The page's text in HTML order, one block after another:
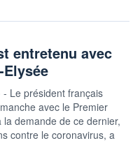
entretenu avec
- Le président français
avec le Premier
demande de ce dernier,
contre le coronavirus, a